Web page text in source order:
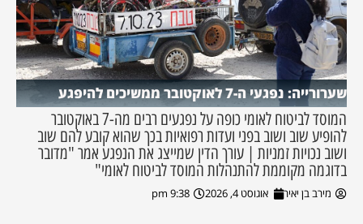
שערורייה: נפגעי ה-7 לאוקטובר ממשיכים להיפגע
המוסד לביטוח לאומי כופה על נפגעים רבים מה-7 באוקטובר
להופיע שוב ושוב בפני ועדות רפואיות בכך שהוא קובע להם שוב
ושוב נכויות זמניות | עורך הדין שמייצג את הנפגע אמר "מדובר
בדוגמה מקוממת להתנהלות המוסד לביטוח לאומי"
מירב בן יאיר אוגוסט 4, 2026 9:38 pm